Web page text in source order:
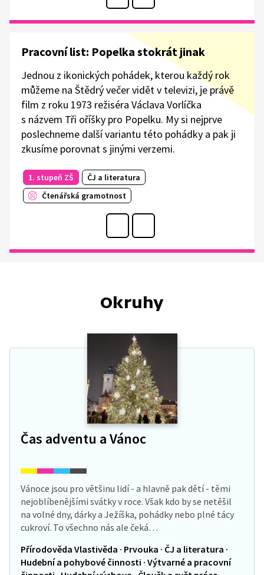
Pracovní list: Popelka stokrát jinak
Jednou z ikonických pohádek, kterou každý rok
můžeme na Štědrý večer vidět v televizi, je právě
film z roku 1973 režiséra Václava Vorlíčka
s názvem Tři oříšky pro Popelku. My si nejprve
poslechneme další variantu této pohádky a pak ji
zkusíme porovnat s jinými verzemi.
1. stupeň ZŠ
ČJ a literatura
Čtenářská gramotnost
Okruhy
Čas adventu a Vánoc
Vánoce jsou pro většinu lidí - a hlavně pak dětí - těmi
nejoblíbenějšími svátky v roce. Však kdo by se netěšil
na volné dny, dárky a Ježíška, pohádky nebo plné tácy
cukroví. To všechno nás ale čeká…
Přírodověda Vlastivěda · Prvouka · ČJ a literatura ·
Hudební a pohybové činnosti · Výtvarné a pracovní